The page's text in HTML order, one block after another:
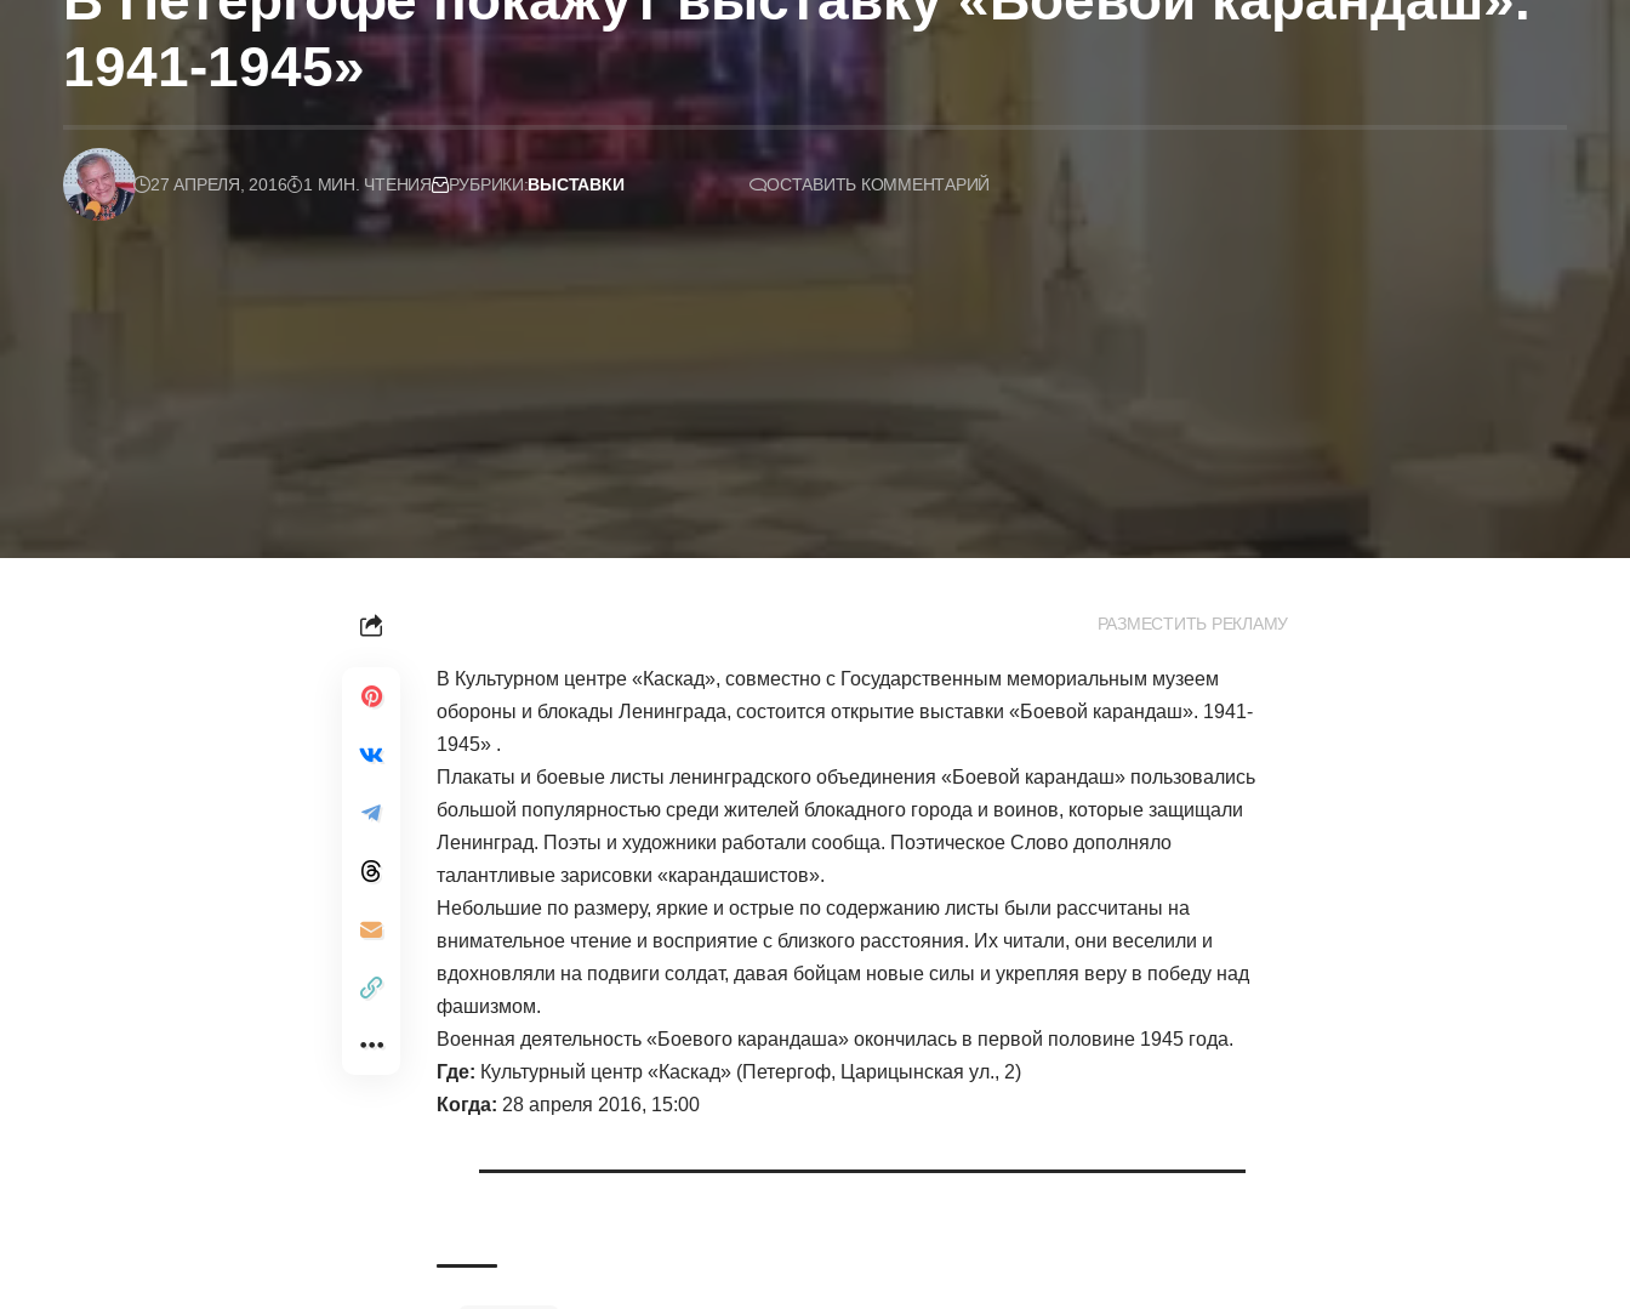
1941-1945»
27 АПРЕЛЯ, 2016 1 МИН. ЧТЕНИЯ РУБРИКИ:ВЫСТАВКИ ОСТАВИТЬ КОММЕНТАРИЙ
РАЗМЕСТИТЬ РЕКЛАМУ
В Культурном центре «Каскад», совместно с Государственным мемориальным музеем
обороны и блокады Ленинграда, состоится открытие выставки «Боевой карандаш». 1941-
1945» .
Плакаты и боевые листы ленинградского объединения «Боевой карандаш» пользовались
большой популярностью среди жителей блокадного города и воинов, которые защищали
Ленинград. Поэты и художники работали сообща. Поэтическое Слово дополняло
талантливые зарисовки «карандашистов».
Небольшие по размеру, яркие и острые по содержанию листы были рассчитаны на
внимательное чтение и восприятие с близкого расстояния. Их читали, они веселили и
вдохновляли на подвиги солдат, давая бойцам новые силы и укрепляя веру в победу над
фашизмом.
Военная деятельность «Боевого карандаша» окончилась в первой половине 1945 года.
Где: Культурный центр «Каскад» (Петергоф, Царицынская ул., 2)
Когда: 28 апреля 2016, 15:00